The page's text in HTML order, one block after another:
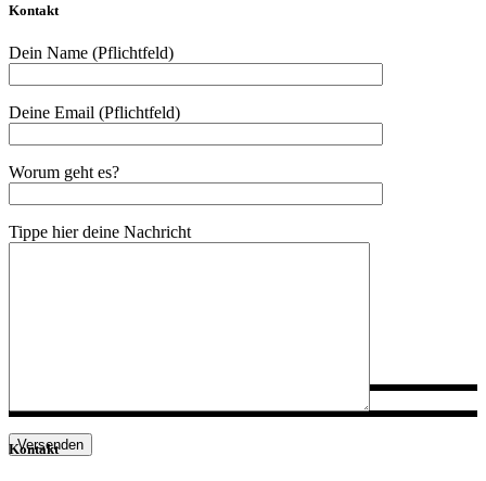
Kontakt
Dein Name (Pflichtfeld)
Deine Email (Pflichtfeld)
Worum geht es?
Tippe hier deine Nachricht
Versenden
Kontakt